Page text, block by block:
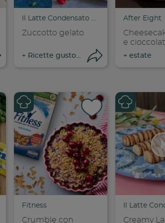
Apri condivisione
su
link
Il Latte Condensato Nestlé
Zuccotto gelato
+ Ricette gustose Apri
Copia
After Eight
e
+ estate
Fitness
Crumble con
Creamy